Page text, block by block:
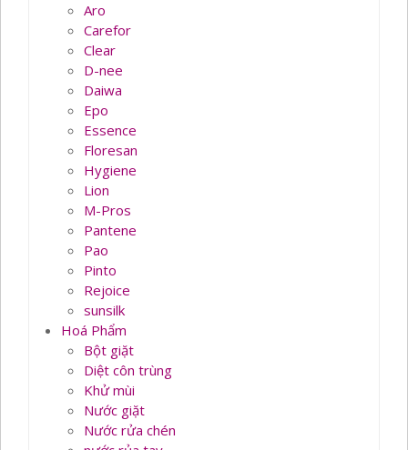
Aro
Carefor
Clear
D-nee
Daiwa
Epo
Essence
Floresan
Hygiene
Lion
M-Pros
Pantene
Pao
Pinto
Rejoice
sunsilk
Hoá Phẩm
Bột giặt
Diệt côn trùng
Khử mùi
Nước giặt
Nước rửa chén